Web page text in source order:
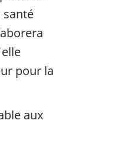
santé
pour la
aux